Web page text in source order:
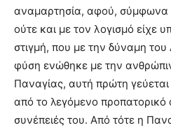
αναμαρτησία, αφού, σύμφωνα
ούτε και με τον λογισμό είχε
στιγμή, που με την δύναμη
φύση ενώθηκε με την
Παναγίας, αυτή πρώτη
από το λεγόμενο προπατορικό
συνέπειές του. Από τότε η